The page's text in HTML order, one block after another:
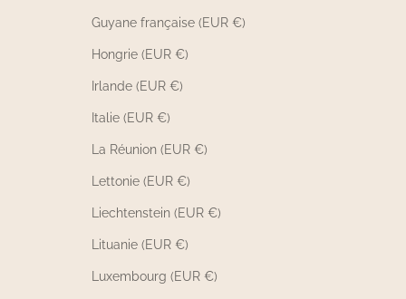
Guyane française (EUR €)
Hongrie (EUR €)
Irlande (EUR €)
Italie (EUR €)
La Réunion (EUR €)
Lettonie (EUR €)
Liechtenstein (EUR €)
Lituanie (EUR €)
Luxembourg (EUR €)